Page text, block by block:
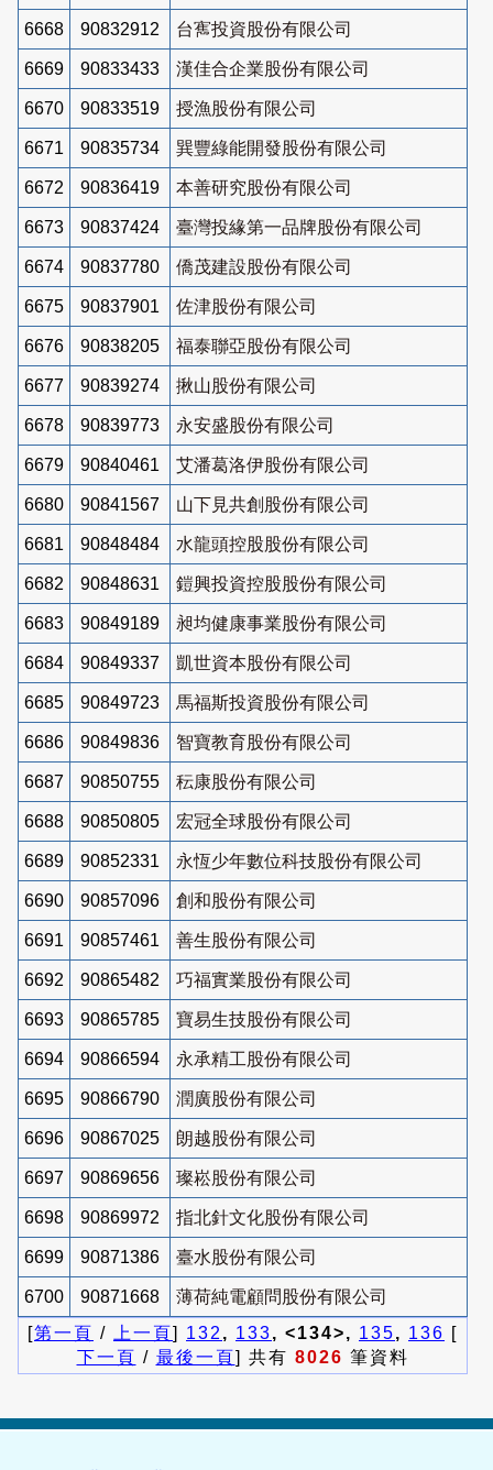
6668 90832912 台寯投資股份有限公司
6669 90833433 漢佳合企業股份有限公司
6670 90833519 授漁股份有限公司
6671 90835734 巽豐綠能開發股份有限公司
6672 90836419 本善研究股份有限公司
6673 90837424 臺灣投緣第一品牌股份有限公司
6674 90837780 僑茂建設股份有限公司
6675 90837901 佐津股份有限公司
6676 90838205 福泰聯亞股份有限公司
6677 90839274 揪山股份有限公司
6678 90839773 永安盛股份有限公司
6679 90840461 艾潘葛洛伊股份有限公司
6680 90841567 山下見共創股份有限公司
6681 90848484 水龍頭控股股份有限公司
6682 90848631 鎧興投資控股股份有限公司
6683 90849189 昶均健康事業股份有限公司
6684 90849337 凱世資本股份有限公司
6685 90849723 馬福斯投資股份有限公司
6686 90849836 智寶教育股份有限公司
6687 90850755 秐康股份有限公司
6688 90850805 宏冠全球股份有限公司
6689 90852331 永恆少年數位科技股份有限公司
6690 90857096 創和股份有限公司
6691 90857461 善生股份有限公司
6692 90865482 巧福實業股份有限公司
6693 90865785 寶易生技股份有限公司
6694 90866594 永承精工股份有限公司
6695 90866790 潤廣股份有限公司
6696 90867025 朗越股份有限公司
6697 90869656 璨崧股份有限公司
6698 90869972 指北針文化股份有限公司
6699 90871386 臺水股份有限公司
6700 90871668
薄荷純電顧問股份有限公司
[第一頁 / 上一頁] 132 , 133, <134>, 135, 136 [
下一頁 / 最後一頁] 共有 8026 筆資料